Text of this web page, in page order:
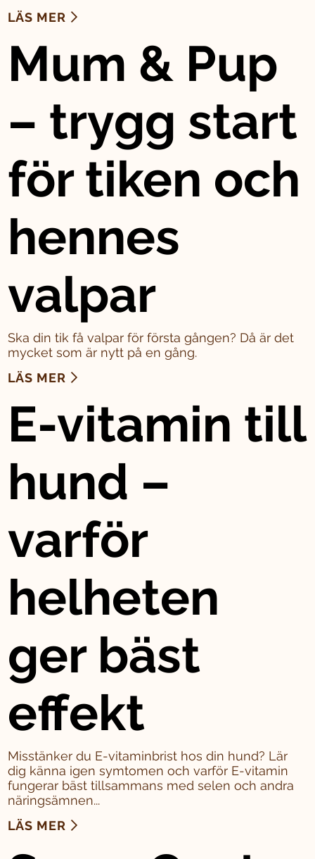
LÄS MER
Mum & Pup
– trygg start
för tiken och
hennes
valpar
Ska din tik få valpar för första gången? Då är det
mycket som är nytt på en gång.
LÄS MER
E-vitamin till
hund –
varför
helheten
ger bäst
effekt
Misstänker du E-vitaminbrist hos din hund? Lär
dig känna igen symtomen och varför E-vitamin
fungerar bäst tillsammans med selen och andra
näringsämnen...
LÄS MER